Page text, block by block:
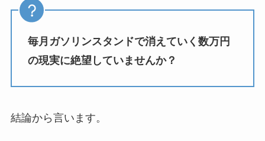
毎月ガソリンスタンドで消えていく数万円
の現実に絶望していませんか？
結論から言います。